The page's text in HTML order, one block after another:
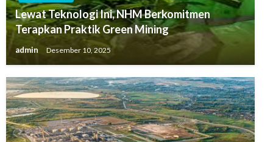
Lewat Teknologi Ini, NHM Berkomitmen
Terapkan Praktik Green Mining
admin Desember 10, 2025